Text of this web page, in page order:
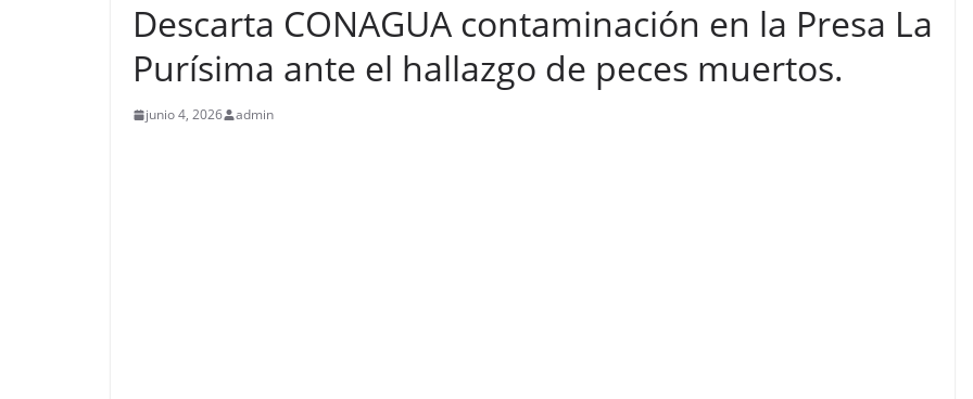
Descarta CONAGUA contaminación en la Presa La
Purísima ante el hallazgo de peces muertos.
junio 4, 2026 admin